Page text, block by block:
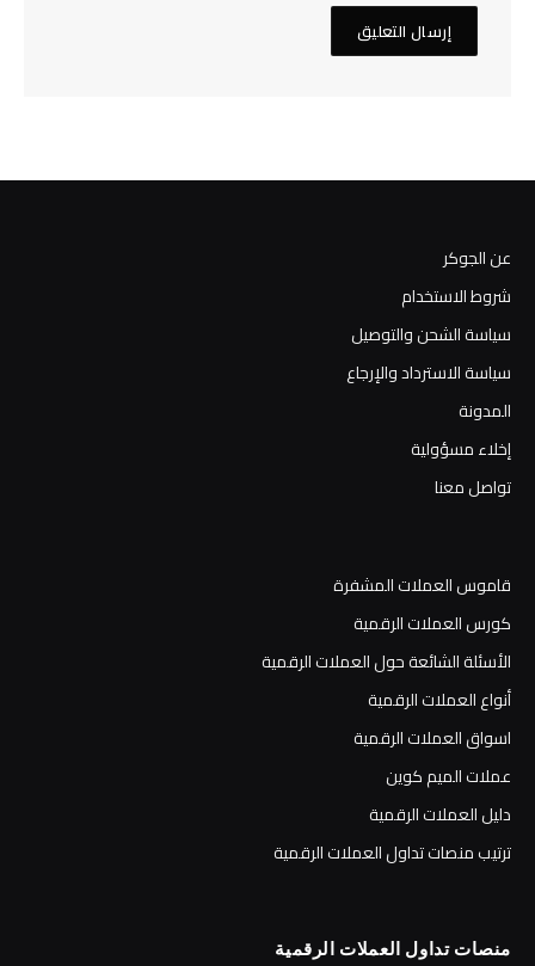
عن الجوكر
شروط الاستخدام
سياسة الشحن والتوصيل
سياسة الاسترداد والإرجاع
المدونة
إخلاء مسؤولية
تواصل معنا
قاموس العملات المشفرة
كورس العملات الرقمية
الأسئلة الشائعة حول العملات الرقمية
أنواع العملات الرقمية
اسواق العملات الرقمية
عملات الميم كوين
دليل العملات الرقمية
ترتيب منصات تداول العملات الرقمية
منصات تداول العملات الرقمية